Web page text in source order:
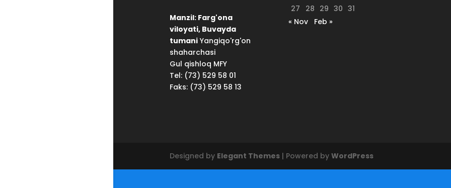
Manzil: Farg'ona
viloyati, Buvayda
tumaniYangiqo'rg'on
shaharchasi
Gul qishloq MFY
Tel: (73) 529 58 01
Faks: (73) 529 58 13
27
28 29 30 31
« Nov
Feb »
Designed by Elegant Themes| Powered by WordPress